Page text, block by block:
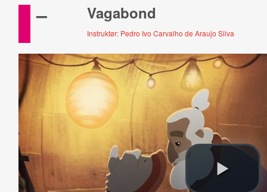
– Vagabond
Instruktør: Pedro Ivo Carvalho de Araujo Silva